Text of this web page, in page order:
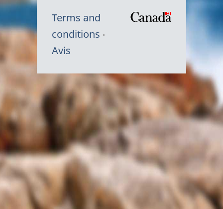
Terms and
conditions
Avis
Symbole
du
Canada